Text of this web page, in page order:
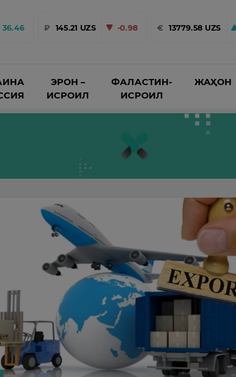
36.46 ₽ 145.21 UZS -0.98 € 13779.58 UZS
ЭРОН –
ИСРОИЛ
ФАЛАСТИН-
ИСРОИЛ
ЖАҲОН